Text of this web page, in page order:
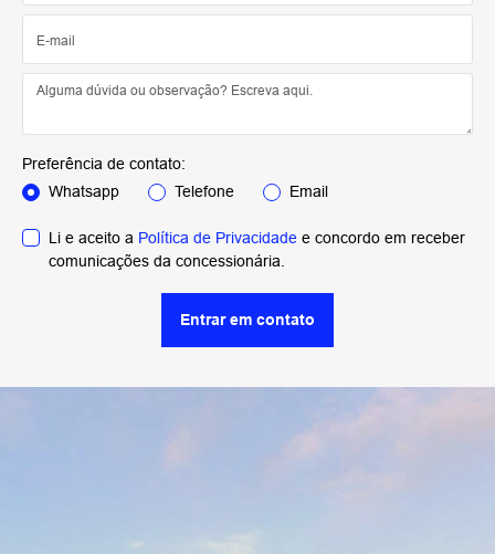
Preferência de contato:
Whatsapp
Telefone Email
Li e aceito a Política de Privacidade e concordo em receber
comunicações da concessionária.
Entrar em contato